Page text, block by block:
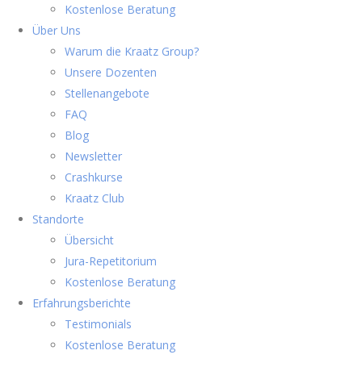
Kostenlose Beratung
Über Uns
Warum die Kraatz Group?
Unsere Dozenten
Stellenangebote
FAQ
Blog
Newsletter
Crashkurse
Kraatz Club
Standorte
Übersicht
Jura-Repetitorium
Kostenlose Beratung
Erfahrungsberichte
Testimonials
Kostenlose Beratung